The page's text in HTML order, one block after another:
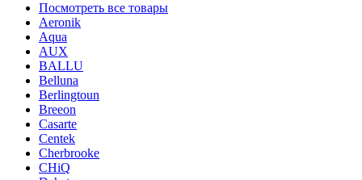
Посмотреть все товары
Aeronik
Aqua
AUX
BALLU
Belluna
Berlingtoun
Breeon
Casarte
Centek
Cherbrooke
CHiQ